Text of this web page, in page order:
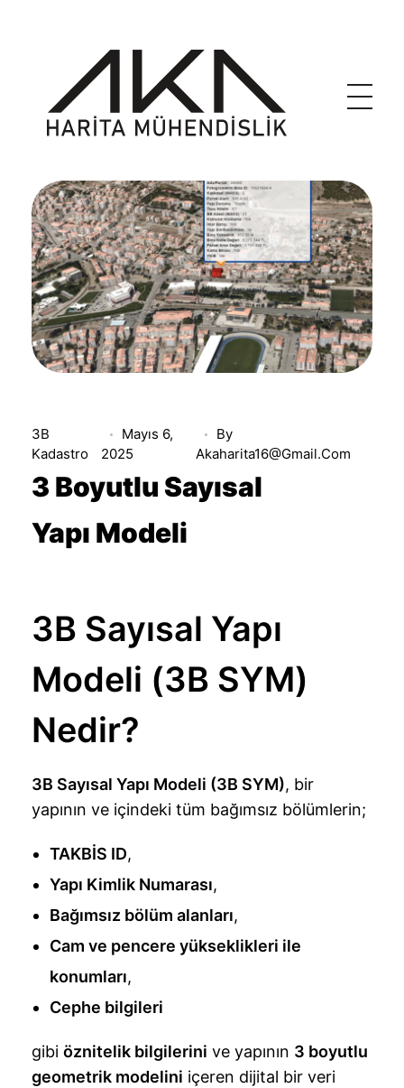
3 Boyutlu Sayısal
Yapı Modeli
Mayıs 6,
2025
By
Akaharita16@gmail.com
3B
Kadastro
3B Sayısal Yapı
Modeli (3B SYM)
Nedir?
3B Sayısal Yapı Modeli (3B SYM), bir
yapının ve içindeki tüm bağımsız bölümlerin;
TAKBİS ID,
Yapı Kimlik Numarası,
Bağımsız bölüm alanları,
Cam ve pencere yükseklikleri ile
konumları,
Cephe bilgileri
gibi öznitelik bilgilerini ve yapının 3 boyutlu
geometrik modelini içeren dijital bir veri